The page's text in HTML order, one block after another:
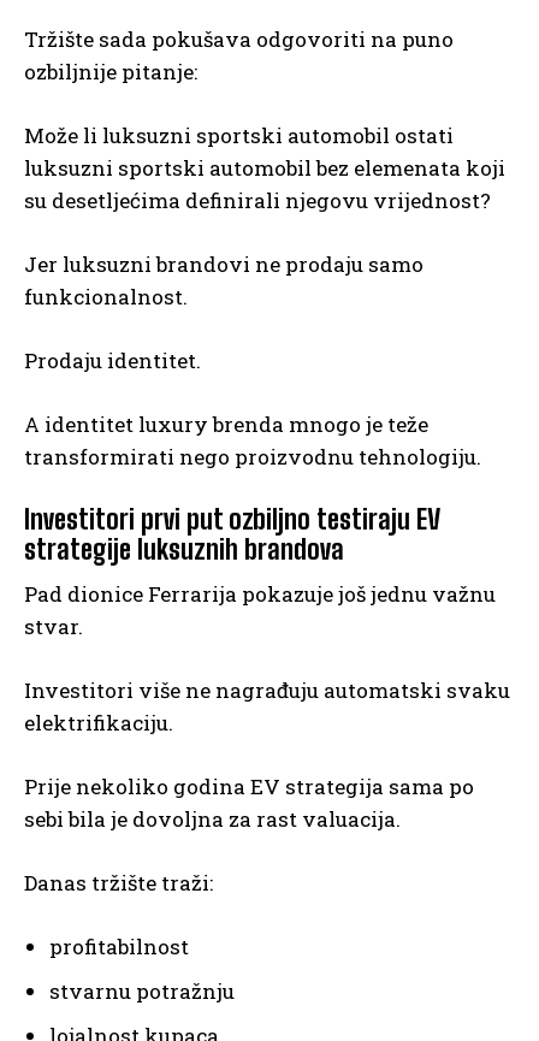
Tržište sada pokušava odgovoriti na puno
ozbiljnije pitanje:
Može li luksuzni sportski automobil ostati
luksuzni sportski automobil bez elemenata koji
su desetljećima definirali njegovu vrijednost?
Jer luksuzni brandovi ne prodaju samo
funkcionalnost.
Prodaju identitet.
A identitet luxury brenda mnogo je teže
transformirati nego proizvodnu tehnologiju.
Investitori prvi put ozbiljno testiraju EV
strategije luksuznih brandova
Pad dionice Ferrarija pokazuje još jednu važnu
stvar.
Investitori više ne nagrađuju automatski svaku
elektrifikaciju.
Prije nekoliko godina EV strategija sama po
sebi bila je dovoljna za rast valuacija.
Danas tržište traži:
profitabilnost
stvarnu potražnju
lojalnost kupaca